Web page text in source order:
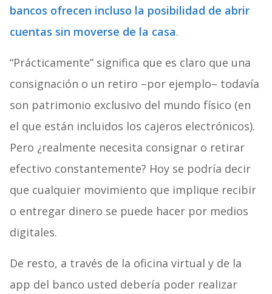
bancos ofrecen incluso la posibilidad de abrir
cuentas sin moverse de la casa.
“Prácticamente” significa que es claro que una
consignación o un retiro –por ejemplo– todavía
son patrimonio exclusivo del mundo físico (en
el que están incluidos los cajeros electrónicos).
Pero ¿realmente necesita consignar o retirar
efectivo constantemente? Hoy se podría decir
que cualquier movimiento que implique recibir
o entregar dinero se puede hacer por medios
digitales.
De resto, a través de la oficina virtual y de la
app del banco usted debería poder realizar